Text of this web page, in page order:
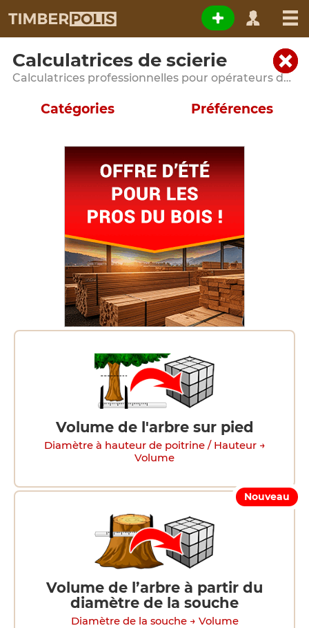
Calculatrices de scierie
Calculatrices professionnelles pour opérateurs de scieries et entreprises de transformation du bois
Catégories
Volume de l'arbre sur pied
Diamètre à hauteur de poitrine / Hauteur →
Volume
Nouveau
Volume de l’arbre à partir du
diamètre de la souche
Diamètre de la souche → Volume
Préférences